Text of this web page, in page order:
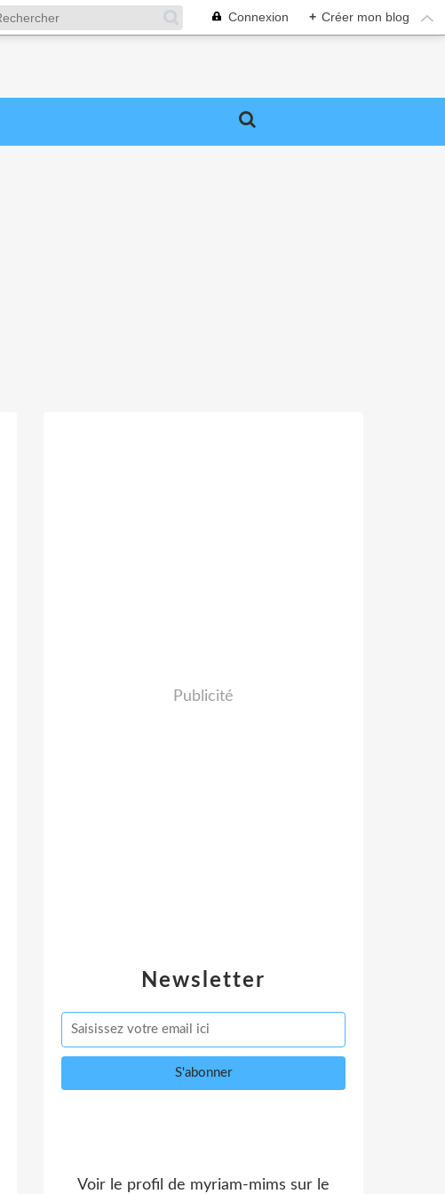
Connexion + Créer mon blog
Newsletter
Publicité
Voir le profil de myriam-mims sur le